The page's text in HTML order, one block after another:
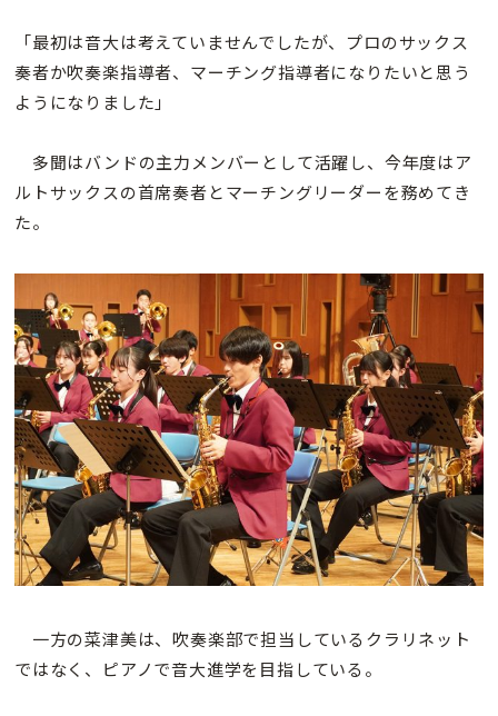
「最初は音大は考えていませんでしたが、プロのサックス
奏者か吹奏楽指導者、マーチング指導者になりたいと思う
ようになりました」
多聞はバンドの主力メンバーとして活躍し、今年度はア
ルトサックスの首席奏者とマーチングリーダーを務めてき
た。
一方の菜津美は、吹奏楽部で担当しているクラリネット
ではなく、ピアノで音大進学を目指している。